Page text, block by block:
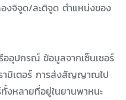
งจิจูด/ละติจูด ตำแหน่งของ
อุปกรณ์ ข้อมูลจากเซ็นเซอร์
ามิเตอร์ การส่งสัญญาณไป
งหลายที่อยู่ในยานพาหนะ